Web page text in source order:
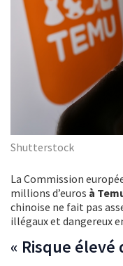
Shutterstock
La Commission
millions d’euros à
chinoise ne fait pas
illégaux et dangereux
« Risque